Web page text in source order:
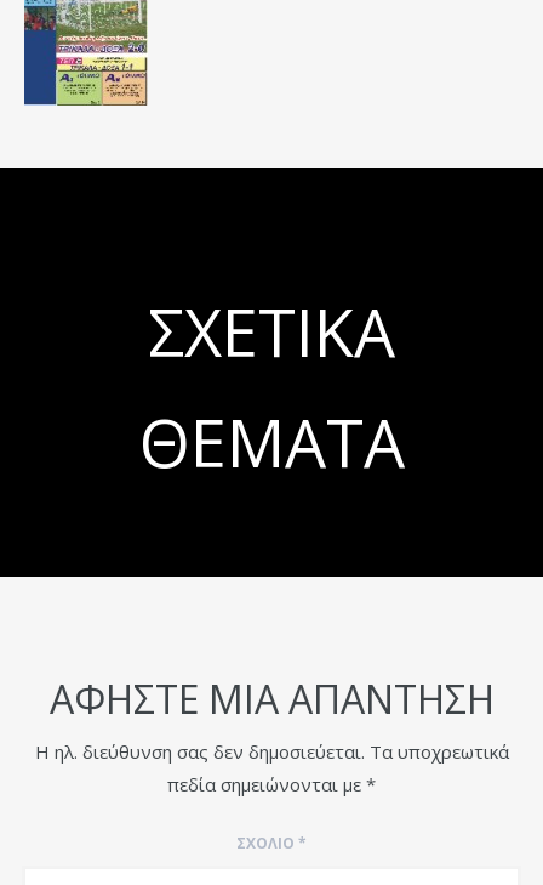
ΣΧΕΤΙΚΆ
ΘΈΜΑΤΑ
ΑΦΉΣΤΕ ΜΙΑ ΑΠΆΝΤΗΣΗ
Η ηλ. διεύθυνση σας δεν δημοσιεύεται. Τα υποχρεωτικά
πεδία σημειώνονται με *
ΣΧΌΛΙΟ *